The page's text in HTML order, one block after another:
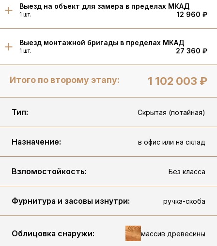
Выезд на объект для замера в пределах МКАД
1 шт. 12 960 ₽
Выезд монтажной бригады в пределах МКАД
1 шт. 27 360 ₽
Итого по второму этапу: 1 102 003 ₽
Тип: Скрытая (потайная)
Назначение: в офис или на склад
Взломостойкость: Без класса
Фурнитура и засовы изнутри: ручка-скоба
Облицовка снаружи: массив древесины